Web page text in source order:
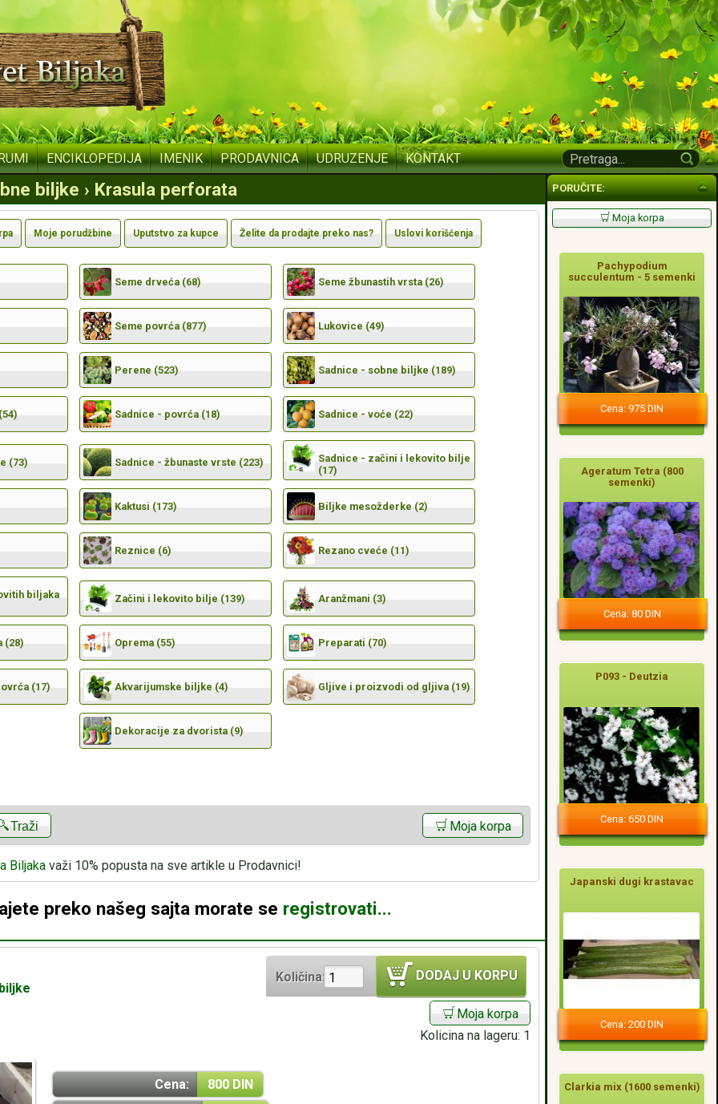
ENCIKLOPEDIJA IMENIK PRODAVNICA UDRUZENJE KONTAKT
biljke › Krasula perforata
Moje porudžbine Uputstvo za kupce Želite da prodajte preko nas? Uslovi korišćenja
Seme drveća (68) Seme žbunastih vrsta (26)
Seme povrća (877) Lukovice (49)
Perene (523) Sadnice - sobne biljke (189)
Sadnice - povrća (18) Sadnice - voće (22)
(73) Sadnice - žbunaste vrste (223)
Sadnice - začini i lekovito bilje
(17)
Kaktusi (173) Biljke mesožderke (2)
Reznice (6) Rezano cveće (11)
biljaka
Začini i lekovito bilje (139) Aranžmani (3)
(28) Oprema (55) Preparati (70)
(17) Akvarijumske biljke (4) Gljive i proizvodi od gljiva (19)
Dekoracije za dvorista (9)
Traži Moja korpa
Biljaka važi 10% popusta na sve artikle u Prodavnici!
preko našeg sajta morate se registrovati...
Količina: DODAJ U KORPU
Moja korpa
Kolicina na lageru: 1
Cena:
800 DIN
PORUČITE:
Moja korpa
Pachypodium
succulentum - 5 semenki
Cena: 975 DIN
Ageratum Tetra (800
semenki)
Cena: 80 DIN
P093 - Deutzia
Cena: 650 DIN
Japanski dugi krastavac
Cena: 200 DIN
Clarkia mix (1600 semenki)